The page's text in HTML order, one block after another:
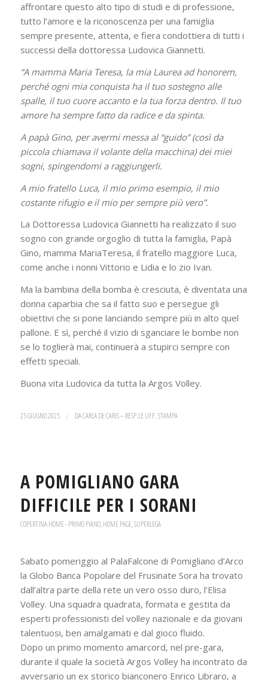
affrontare questo alto tipo di studi e di professione,
tutto l’amore e la riconoscenza per una famiglia
sempre presente, attenta, e fiera condottiera di tutti i
successi della dottoressa Ludovica Giannetti.
“A mamma Maria Teresa, la mia Laurea ad honorem,
perché ogni mia conquista ha il tuo sostegno alle
spalle, il tuo cuore accanto e la tua forza dentro. Il tuo
amore ha sempre fatto da radice e da spinta.
A papà Gino, per avermi messa al “guido” (così da
piccola chiamava il volante della macchina) dei miei
sogni, spingendomi a raggiungerli.
A mio fratello Luca, il mio primo esempio, il mio
costante rifugio e il mio per sempre più vero”.
La Dottoressa Ludovica Giannetti ha realizzato il suo
sogno con grande orgoglio di tutta la famiglia, Papà
Gino, mamma MariaTeresa, il fratello maggiore Luca,
come anche i nonni Vittorio e Lidia e lo zio Ivan.
Ma la bambina della bomba è cresciuta, è diventata una
donna caparbia che sa il fatto suo e persegue gli
obiettivi che si pone lanciando sempre più in alto quel
pallone. E sì, perché il vizio di sganciare le bombe non
se lo toglierà mai, continuerà a stupirci sempre con
effetti speciali.
Buona vita Ludovica da tutta la Argos Volley.
25 GIUGNO 2025 / DACARLA DE CARIS – RESP.LE UFF. STAMPA
A POMIGLIANO GARA
DIFFICILE PER I SORANI
COPERTINA HOME - PRIMO PIANO,HOME PAGE,SUPERLEGA
Sabato pomeriggio al PalaFalcone di Pomigliano d’Arco
la Globo Banca Popolare del Frusinate Sora ha trovato
dall’altra parte della rete un vero osso duro, l’Elisa
Volley. Una squadra quadrata, formata e gestita da
esperti professionisti del volley nazionale e da giovani
talentuosi, ben amalgamati e dal gioco fluido.
Dopo un primo momento amarcord, nel pre-gara,
durante il quale la società Argos Volley ha incontrato da
avversario un ex storico bianconero Enrico Libraro, a